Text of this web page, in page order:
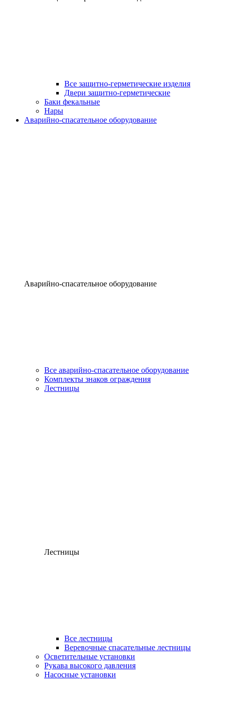
Все защитно-герметические изделия
Двери защитно-герметические
Баки фекальные
Нары
Аварийно-спасательное оборудование
Аварийно-спасательное оборудование
Все аварийно-спасательное оборудование
Комплекты знаков ограждения
Лестницы
Лестницы
Все лестницы
Веревочные спасательные лестницы
Осветительные установки
Рукава высокого давления
Насосные установки